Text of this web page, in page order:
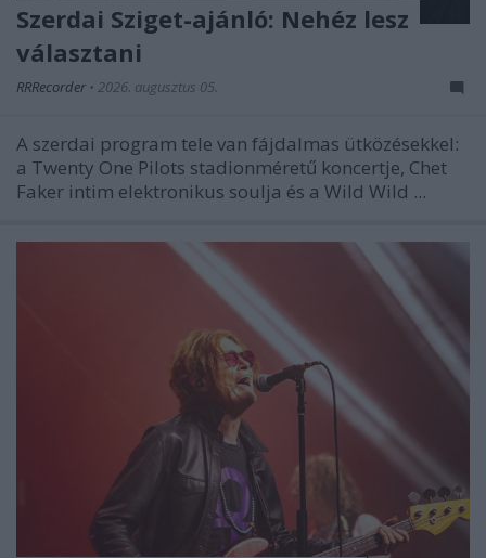
Szerdai Sziget-ajánló: Nehéz lesz
választani
RRRecorder • 2026. augusztus 05.
A szerdai program tele van fájdalmas ütközésekkel:
a Twenty One Pilots stadionméretű koncertje, Chet
Faker intim elektronikus soulja és a Wild Wild ...